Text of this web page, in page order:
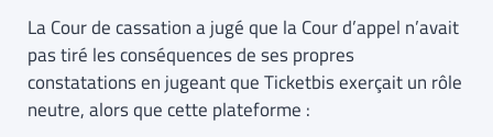
La Cour de cassation a jugé que la Cour d’appel n’avait
pas tiré les conséquences de ses propres
constatations en jugeant que Ticketbis exerçait un rôle
neutre, alors que cette plateforme :